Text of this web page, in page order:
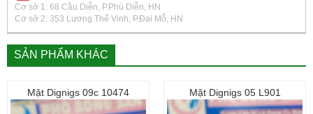
Cơ sở 1: 68 Cầu Diễn, P.Phú Diễn, HN
Cơ sở 2: 353 Lương Thế Vinh, P.Đại Mỗ, HN
SẢN PHẨM KHÁC
Mặt Dignigs 09c 10474 Mặt Dignigs 05 L901